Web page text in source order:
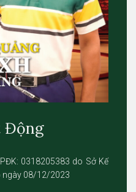
Động
0318205383 do Sở Kế
ngày 08/12/2023